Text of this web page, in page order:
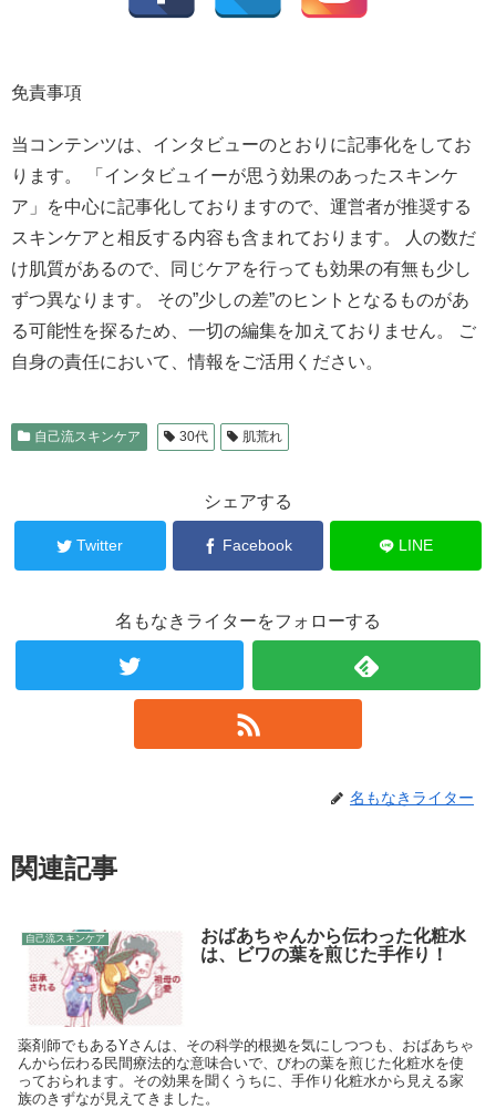
免責事項
当コンテンツは、インタビューのとおりに記事化をしてお
ります。 「インタビュイーが思う効果のあったスキンケ
ア」を中心に記事化しておりますので、運営者が推奨する
スキンケアと相反する内容も含まれております。 人の数だ
け肌質があるので、同じケアを行っても効果の有無も少し
ずつ異なります。 その”少しの差”のヒントとなるものがあ
る可能性を探るため、一切の編集を加えておりません。 ご
自身の責任において、情報をご活用ください。
自己流スキンケア 30代 肌荒れ
シェアする
Twitter Facebook LINE
名もなきライターをフォローする
名もなきライター
関連記事
自己流スキンケア
おばあちゃんから伝わった化粧水
は、ビワの葉を煎じた手作り！
薬剤師でもあるYさんは、その科学的根拠を気にしつつも、おばあちゃ
んから伝わる民間療法的な意味合いで、びわの葉を煎じた化粧水を使
っておられます。その効果を聞くうちに、手作り化粧水から見える家
族のきずなが見えてきました。